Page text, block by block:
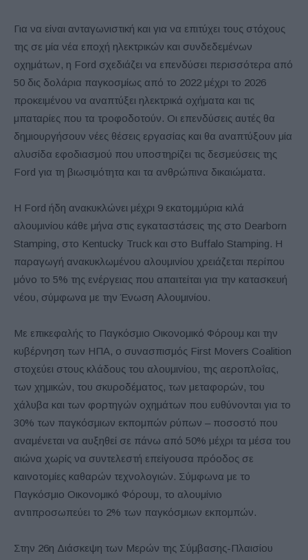
Για να είναι ανταγωνιστική και για να επιτύχει τους στόχους
της σε μία νέα εποχή ηλεκτρικών και συνδεδεμένων
οχημάτων, η Ford σχεδιάζει να επενδύσει περισσότερα από
50 δις δολάρια παγκοσμίως από το 2022 μέχρι το 2026
προκειμένου να αναπτύξει ηλεκτρικά οχήματα και τις
μπαταρίες που τα τροφοδοτούν. Οι επενδύσεις αυτές θα
δημιουργήσουν νέες θέσεις εργασίας και θα αναπτύξουν μία
αλυσίδα εφοδιασμού που υποστηρίζει τις δεσμεύσεις της
Ford για τη βιωσιμότητα και τα ανθρώπινα δικαιώματα.
Η Ford ήδη ανακυκλώνει μέχρι 9 εκατομμύρια κιλά
αλουμινίου κάθε μήνα στις εγκαταστάσεις της στο Dearborn
Stamping, στο Kentucky Truck και στο Buffalo Stamping. Η
παραγωγή ανακυκλωμένου αλουμινίου χρειάζεται περίπου
μόνο το 5% της ενέργειας που απαιτείται για την κατασκευή
νέου, σύμφωνα με την Ένωση Αλουμινίου.
Με επικεφαλής το Παγκόσμιο Οικονομικό Φόρουμ και την
κυβέρνηση των ΗΠΑ, ο συνασπισμός First Movers Coalition
στοχεύει στους κλάδους του αλουμινίου, της αεροπλοΐας,
των χημικών, του σκυροδέματος, των μεταφορών, του
χάλυβα και των φορτηγών οχημάτων που ευθύνονται για το
30% των παγκόσμιων εκπομπών ρύπων – ποσοστό που
αναμένεται να αυξηθεί σε πάνω από 50% μέχρι τα μέσα του
αιώνα χωρίς να συντελεστή επείγουσα πρόοδος σε
καινοτομίες καθαρών τεχνολογιών. Σύμφωνα με το
Παγκόσμιο Οικονομικό Φόρουμ, το αλουμίνιο
αντιπροσωπεύει το 2% των παγκόσμιων εκπομπών.
Στην 26η Διάσκεψη των Μερών της Σύμβασης-Πλαισίου